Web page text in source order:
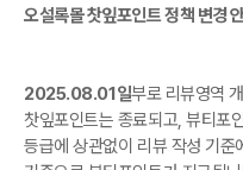
오설록몰 찻잎포인트 정책 변경
2025.08.01일부로 리뷰영역
찻잎포인트는 종료되고, 뷰티포
등급에 상관없이 리뷰 작성 기